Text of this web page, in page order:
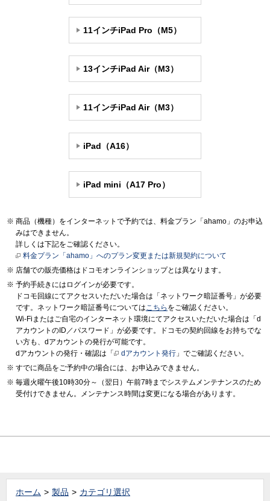
11インチiPad Pro（M5）
13インチiPad Air（M3）
11インチiPad Air（M3）
iPad（A16）
iPad mini（A17 Pro）
商品（機種）をインターネットで予約では、料金プラン「ahamo」のお申込
みはできません。
詳しくは下記をご確認ください。
料金プラン「ahamo」へのプラン変更または新規契約について
店舗での販売価格はドコモオンラインショップとは異なります。
予約手続きにはログインが必要です。
ドコモ回線にてアクセスいただいた場合は「ネットワーク暗証番号」が必要
です。ネットワーク暗証番号についてはこちら をご確認ください。
Wi-Fiまたはご自宅のインターネット環境にてアクセスいただいた場合は「d
アカウントのID／パスワード」が必要です。ドコモの契約回線をお持ちでな
い方も、dアカウントの発行が可能です。
dアカウントの発行・確認は「
dアカウント発行 」でご確認ください。
すでに商品をご予約中の場合には、お申込みできません。
毎週火曜午後10時30分～（翌日）午前7時までシステムメンテナンスのため
受付けできません。メンテナンス時間は変更になる場合があります。
ホーム 製品
カテゴリ選択